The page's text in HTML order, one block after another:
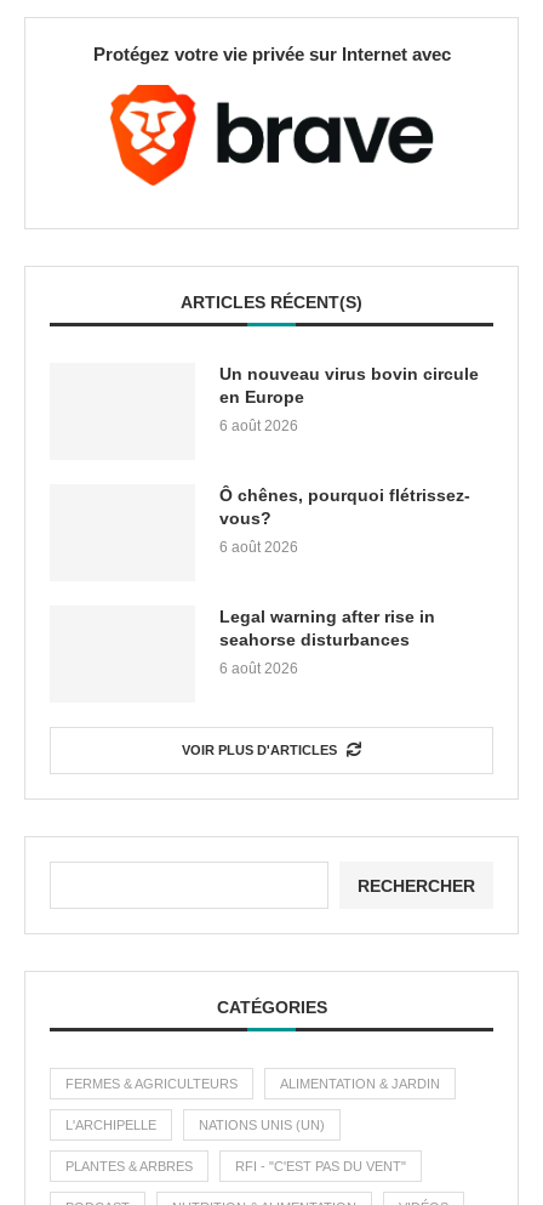
Protégez votre vie privée sur Internet avec
ARTICLES RÉCENT(S)
Un nouveau virus bovin circule
en Europe
6 août 2026
Ô chênes, pourquoi flétrissez-
vous?
6 août 2026
Legal warning after rise in
seahorse disturbances
6 août 2026
VOIR PLUS D'ARTICLES
RECHERCHER
CATÉGORIES
FERMES & AGRICULTEURS ALIMENTATION & JARDIN
L'ARCHIPELLE NATIONS UNIS (UN)
PLANTES & ARBRES RFI - "C'EST PAS DU VENT"